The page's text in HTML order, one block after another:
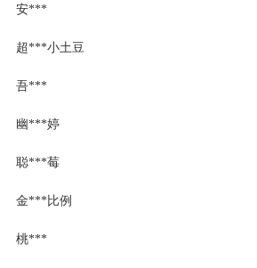
安***
超***小土豆
吾***
幽***婷
聪***莓
金***比例
桃***